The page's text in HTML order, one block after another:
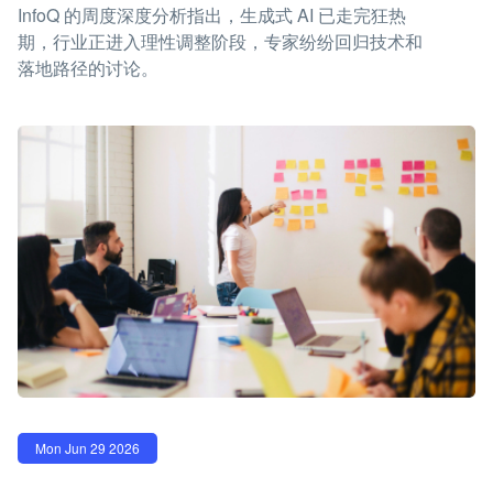
InfoQ 的周度深度分析指出，生成式 AI 已走完狂热
期，行业正进入理性调整阶段，专家纷纷回归技术和
落地路径的讨论。
Mon Jun 29 2026